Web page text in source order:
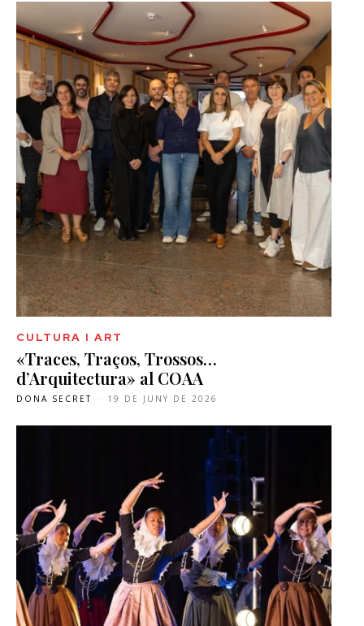
CULTURA I ART
«Traces, Traços, Trossos…
d’Arquitectura» al COAA
DONA SECRET - 19 DE JUNY DE 2026